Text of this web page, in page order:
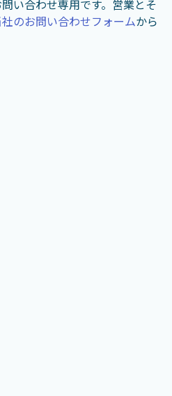
い合わせ専用です。営業とそ
のお問い合わせフォームから